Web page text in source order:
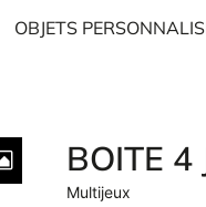
OBJETS
BOITE 4
Multijeux
Déjà inscrit ?